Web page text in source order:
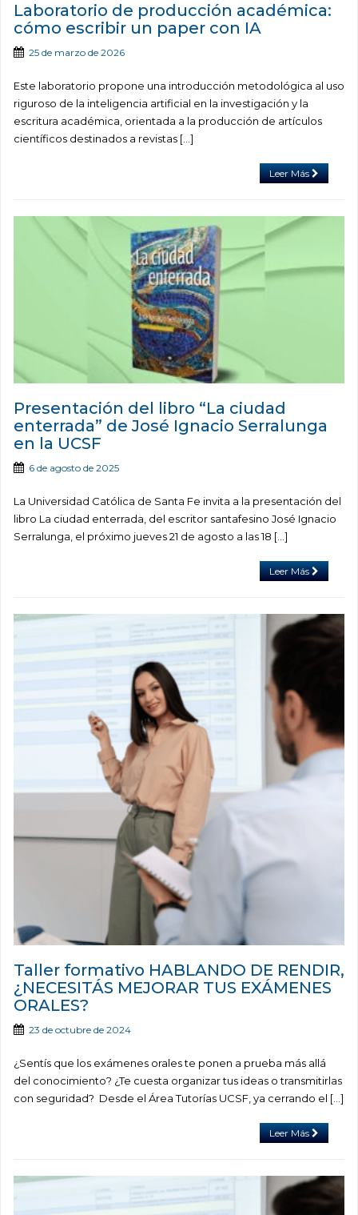
Laboratorio de producción académica:
cómo escribir un paper con IA
25 de marzo de 2026
Este laboratorio propone una introducción metodológica al uso
riguroso de la inteligencia artificial en la investigación y la
escritura académica, orientada a la producción de artículos
científicos destinados a revistas […]
Leer Más
Presentación del libro “La ciudad
enterrada” de José Ignacio Serralunga
en la UCSF
6 de agosto de 2025
La Universidad Católica de Santa Fe invita a la presentación del
libro La ciudad enterrada, del escritor santafesino José Ignacio
Serralunga, el próximo jueves 21 de agosto a las 18 […]
Leer Más
Taller formativo HABLANDO DE RENDIR,
¿NECESITÁS MEJORAR TUS EXÁMENES
ORALES?
23 de octubre de 2024
¿Sentís que los exámenes orales te ponen a prueba más allá
del conocimiento? ¿Te cuesta organizar tus ideas o transmitirlas
con seguridad? Desde el Área Tutorías UCSF, ya cerrando el […]
Leer Más